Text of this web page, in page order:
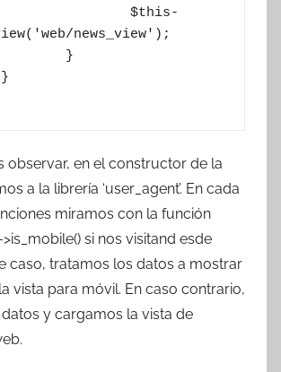
news_view');
observar, en el constructor de la
a la librería ‘user_agent’. En cada
miramos con la función
si nos visitand esde
caso, tratamos los datos a mostrar
vista para móvil. En caso contrario,
y cargamos la vista de